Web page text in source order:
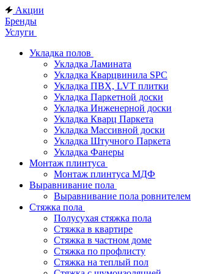
Акции
Бренды
Услуги
Укладка полов
Укладка Ламината
Укладка Кварцвинила SPC
Укладка ПВХ, LVT плитки
Укладка Паркетной доски
Укладка Инженерной доски
Укладка Кварц Паркета
Укладка Массивной доски
Укладка Штучного Паркета
Укладка Фанеры
Монтаж плинтуса
Монтаж плинтуса МДФ
Выравнивание пола
Выравнивание пола ровнителем
Стяжка пола
Полусухая стяжка пола
Стяжка в квартире
Стяжка в частном доме
Стяжка по профлисту
Стяжка на теплый пол